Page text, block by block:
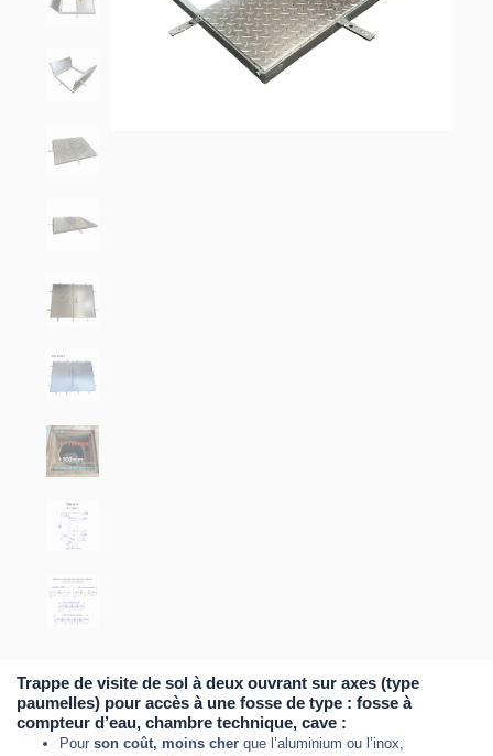
Trappe de visite de sol à deux ouvrant sur axes (type
paumelles) pour accès à une fosse de type : fosse à
compteur d’eau, chambre technique, cave :
Pour son coût, moins cher que l’aluminium ou l’inox,